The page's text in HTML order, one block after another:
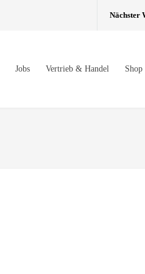
Nächster
Jobs Vertrieb & Handel Shop